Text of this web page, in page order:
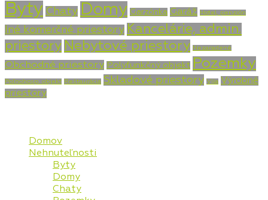
Byty Chaty Domy Garzónka Garáž Hotel, penzión
Iné komerčné priestory Kancelárie, admin.
priestory Nebytové priestory Nezaradené
Obchodné priestory Polyfunkčný objekt Pozemky
Poľnohosp. objekt Reštaurácia Skladové priestory Vila Výrobné
priestory
Domov
Nehnuteľnosti
Byty
Domy
Chaty